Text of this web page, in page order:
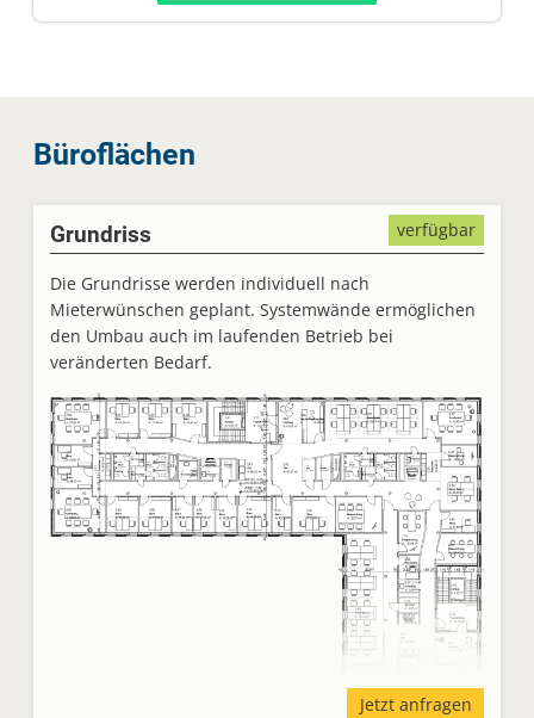
Büroflächen
verfügbar
Grundriss
Die Grundrisse werden individuell nach
Mieterwünschen geplant. Systemwände ermöglichen
den Umbau auch im laufenden Betrieb bei
veränderten Bedarf.
Jetzt anfragen